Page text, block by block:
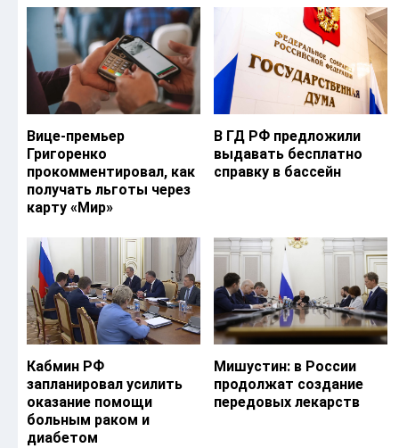
Вице-премьер
Григоренко
прокомментировал, как
получать льготы через
карту «Мир»
В ГД РФ предложили
выдавать бесплатно
справку в бассейн
Кабмин РФ
запланировал усилить
оказание помощи
больным раком и
диабетом
Мишустин: в России
продолжат создание
передовых лекарств